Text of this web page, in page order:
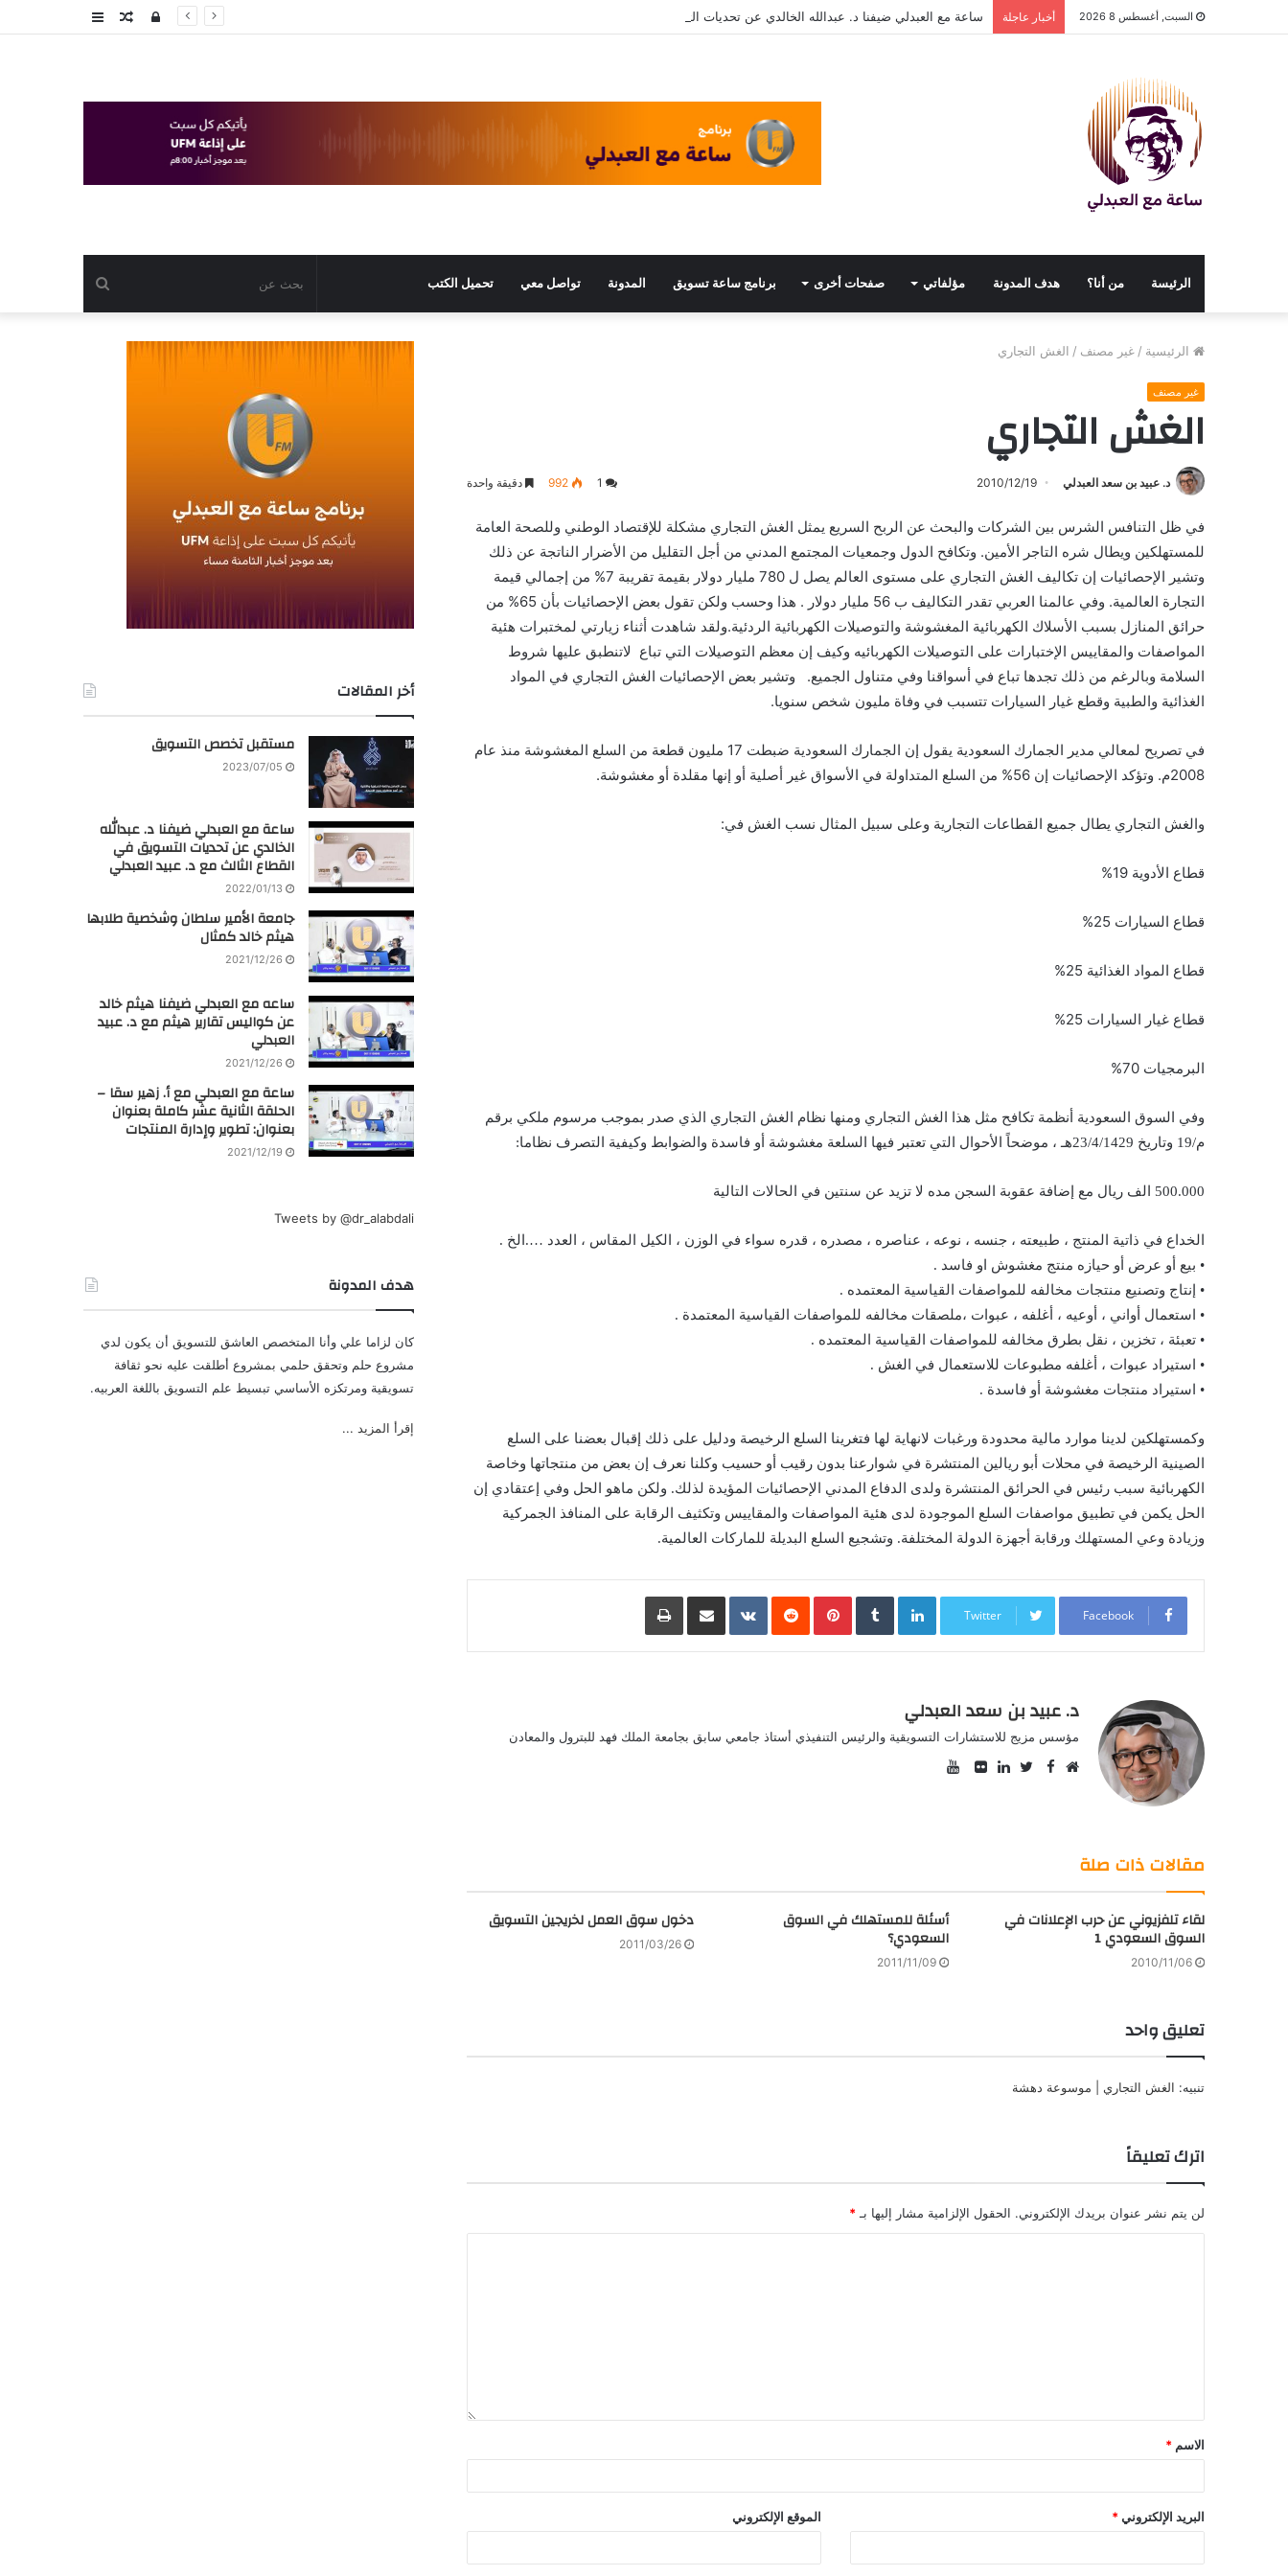
السبت, أغسطس 8 2026 أخبار عاجلة ساعة مع العبدلي ضيفنا د. عبدالله الخالدي عن تحديات التسويق في القطاع الثالث مع د. عبيد العبدلي عمودمقالتسجيل
الرئيسة من أنا؟ هدف المدونة مؤلفاتي صفحات أخرى برنامج ساعة تسويق المدونة تواصل معي تحميل الكتب بحث
الرئيسية / غير مصنف / الغش التجاري
غير مصنف
الغش التجاري
د. عبيد بن سعد العبدلي 2010/12/19
1
992 دقيقة واحدة
في ظل التنافس الشرس بين الشركات والبحث عن الربح السريع يمثل الغش التجاري مشكلة للإقتصاد الوطني وللصحة العامة
للمستهلكين ويطال شره التاجر الأمين. وتكافح الدول وجمعيات المجتمع المدني من أجل التقليل من الأضرار الناتجة عن ذلك
وتشير الإحصائيات إن تكاليف الغش التجاري على مستوى العالم يصل ل 780 مليار دولار بقيمة تقريبة 7% من إجمالي قيمة
التجارة العالمية. وفي عالمنا العربي تقدر التكاليف ب 56 مليار دولار . هذا وحسب ولكن تقول بعض الإحصائيات بأن 65% من
حرائق المنازل بسبب الأسلاك الكهربائية المغشوشة والتوصيلات الكهربائية الردئية.ولقد شاهدت أثناء زيارتي لمختبرات هئية
المواصفات والمقاييس الإختبارات على التوصيلات الكهربائيه وكيف إن معظم التوصيلات التي تباع لاتنطبق عليها شروط
السلامة وبالرغم من ذلك تجدها تباع في أسواقنا وفي متناول الجميع. وتشير بعض الإحصائيات الغش التجاري في المواد
الغذائية والطبية وقطع غيار السيارات تتسبب في وفاة مليون شخص سنويا.
في تصريح لمعالي مدير الجمارك السعودية يقول إن الجمارك السعودية ضبطت 17 مليون قطعة من السلع المغشوشة منذ عام
2008م. وتؤكد الإحصائيات إن 56% من السلع المتداولة في الأسواق غير أصلية أو إنها مقلدة أو مغشوشة.
والغش التجاري يطال جميع القطاعات التجارية وعلى سبيل المثال نسب الغش في:
قطاع الأدوية 19%
قطاع السيارات 25%
قطاع المواد الغذائية 25%
قطاع غيار السيارات 25%
البرمجيات 70%
وفي السوق السعودية أنظمة تكافح مثل هذا الغش التجاري ومنها نظام الغش التجاري الذي صدر بموجب مرسوم ملكي برقم
م/19 وتاريخ 23/4/1429هـ ، موضحاً الأحوال التي تعتبر فيها السلعة مغشوشة أو فاسدة والضوابط وكيفية التصرف نظاما:
500.000 الف ريال مع إضافة عقوبة السجن مده لا تزيد عن سنتين في الحالات التالية
الخداع في ذاتية المنتج ، طبيعته ، جنسه ، نوعه ، عناصره ، مصدره ، قدره سواء في الوزن ، الكيل المقاس ، العدد ….الخ .
• بيع أو عرض أو حيازه منتج مغشوش او فاسد .
• إنتاج وتصنيع منتجات مخالفه للمواصفات القياسية المعتمده .
• استعمال أواني ، أوعيه ، أغلفه ، عبوات ،ملصقات مخالفه للمواصفات القياسية المعتمدة .
• تعبئة ، تخزين ، نقل بطرق مخالفه للمواصفات القياسية المعتمده .
• استيراد عبوات ، أغلفه مطبوعات للاستعمال في الغش .
• استيراد منتجات مغشوشة أو فاسدة .
وكمستهلكين لدينا موارد مالية محدودة ورغبات لانهاية لها فتغرينا السلع الرخيصة ودليل على ذلك إقبال بعضنا على السلع
الصينية الرخيصة في محلات أبو ريالين المنتشرة في شوارعنا بدون رقيب أو حسيب وكلنا نعرف إن بعض من منتجاتها وخاصة
الكهربائية سبب رئيس في الحرائق المنتشرة ولدى الدفاع المدني الإحصائيات المؤيدة لذلك. ولكن ماهو الحل وفي إعتقادي إن
الحل يكمن في تطبيق مواصفات السلع الموجودة لدى هئية المواصفات والمقاييس وتكثيف الرقابة على المنافذ الجمركية
وزيادة وعي المستهلك ورقابة أجهزة الدولة المختلفة. وتشجيع السلع البديلة للماركات العالمية.
Facebook
Twitter
LinkedIn
Pinterest مشاركة عبر البريد طباعة
د. عبيد بن سعد العبدلي
مؤسس مزيج للاستشارات التسويقية والرئيس التنفيذي أستاذ جامعي سابق بجامعة الملك فهد للبترول والمعادن
Facebook
مقالات ذات صلة
لقاء تلفزيوني عن حرب الإعلانات في
السوق السعودي 1
2010/11/06
أسئلة للمستهلك في السوق
السعودي؟
2011/11/09
دخول سوق العمل لخريجين التسويق
2011/03/26
تعليق واحد
تنبيه: الغش التجاري | موسوعة دهشة
اترك تعليقاً
لن يتم نشر عنوان بريدك الإلكتروني. الحقول الإلزامية مشار إليها بـ *
الاسم *
البريد الإلكتروني * الموقع الإلكتروني
أخر المقالات
مستقبل تخصص التسويق
2023/07/05
ساعة مع العبدلي ضيفنا د. عبدالله
الخالدي عن تحديات التسويق في
القطاع الثالث مع د. عبيد العبدلي
2022/01/13
جامعة الأمير سلطان وشخصية طلابها
هيثم خالد كمثال
2021/12/26
ساعه مع العبدلي ضيفنا هيثم خالد
عن كواليس تقارير هيثم مع د. عبيد
العبدلي
2021/12/26
ساعة مع العبدلي مع أ. زهير سقا –
الحلقة الثانية عشر كاملة بعنوان
بعنوان: تطوير وإدارة المنتجات
2021/12/19
Tweets by @dr_alabdali
هدف المدونة
كان لزاما علي وأنا المتخصص العاشق للتسويق أن يكون لدي
مشروع حلم وتحقق حلمي بمشروع أطلقت عليه نحو ثقافة
تسويقية ومرتكزه الأساسي تبسيط علم التسويق باللغة العربيه.
إقرأ المزيد ...